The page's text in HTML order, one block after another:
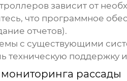
зависит от
что программное
отчетов).
с существующими
техническую поддержку
мониторинга рассады